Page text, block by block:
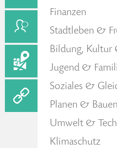
Finanzen
Stadtleben &
Bildung, Kultur
Jugend &
Soziales &
Planen & Bauen
Umwelt &
Klimaschutz